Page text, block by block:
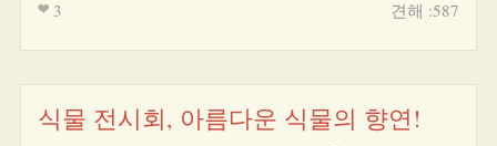
3 견해 :587
식물 전시회, 아름다운 식물의 향연!